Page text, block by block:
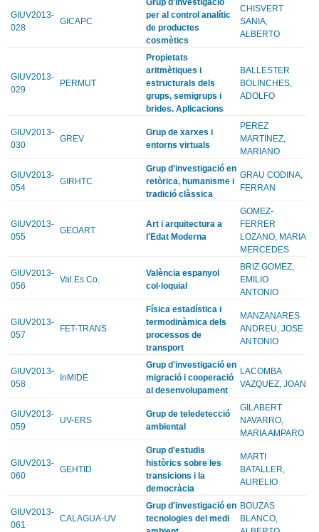
GIUV2013-
028
GICAPC
per al control analític
de productes
cosmètics
CHISVERT
SANIA,
ALBERTO
GIUV2013-
029
PERMUT
Propietats
aritmètiques i
estructurals dels
grups, semigrups i
brides. Aplicacions
BALLESTER
BOLINCHES,
ADOLFO
GIUV2013-
030
GREV
Grup de xarxes i
entorns virtuals
PEREZ
MARTINEZ,
MARIANO
GIUV2013-
054
GIRHTC
Grup d'investigació en
retòrica, humanisme i
tradició clàssica
GRAU CODINA,
FERRAN
GIUV2013-
055
GEOART
Art i arquitectura a
l'Edat Moderna
GOMEZ-
FERRER
LOZANO, MARIA
MERCEDES
GIUV2013-
056
Val.Es.Co.
València espanyol
col·loquial
BRIZ GOMEZ,
EMILIO
ANTONIO
GIUV2013-
057
FET-TRANS
Física estadística i
termodinàmica dels
processos de
transport
MANZANARES
ANDREU, JOSE
ANTONIO
GIUV2013-
058
InMIDE
Grup d'investigació en
migració i cooperació
al desenvolupament
LACOMBA
VAZQUEZ, JOAN
GIUV2013-
059
UV-ERS
Grup de teledetecció
ambiental
GILABERT
NAVARRO,
MARIA AMPARO
GIUV2013-
060
GEHTID
Grup d'estudis
històrics sobre les
transicions i la
democràcia
MARTI
BATALLER,
AURELIO
GIUV2013-
061
CALAGUA-UV
Grup d'investigació en
tecnologies del medi
BOUZAS
BLANCO,